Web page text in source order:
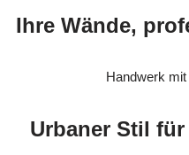
Ihre Wände,
Handwerk
Urbaner Stil